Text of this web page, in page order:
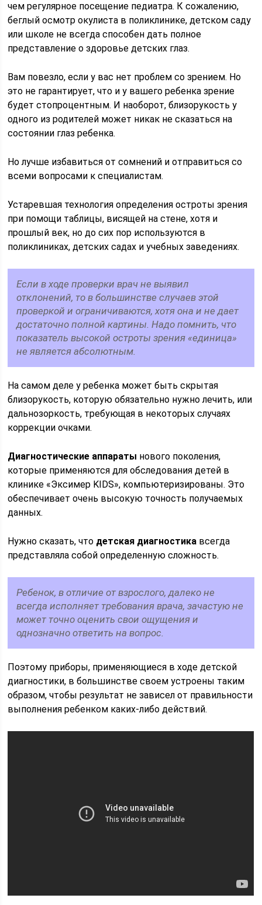
чем регулярное посещение педиатра. К сожалению,
беглый осмотр окулиста в поликлинике, детском саду
или школе не всегда способен дать полное
представление о здоровье детских глаз.
Вам повезло, если у вас нет проблем со зрением. Но
это не гарантирует, что и у вашего ребенка зрение
будет стопроцентным. И наоборот, близорукость у
одного из родителей может никак не сказаться на
состоянии глаз ребенка.
Но лучше избавиться от сомнений и отправиться со
всеми вопросами к специалистам.
Устаревшая технология определения остроты зрения
при помощи таблицы, висящей на стене, хотя и
прошлый век, но до сих пор используются в
поликлиниках, детских садах и учебных заведениях.
Если в ходе проверки врач не выявил
отклонений, то в большинстве случаев этой
проверкой и ограничиваются, хотя она и не дает
достаточно полной картины. Надо помнить, что
показатель высокой остроты зрения «единица»
не является абсолютным.
На самом деле у ребенка может быть скрытая
близорукость, которую обязательно нужно лечить, или
дальнозоркость, требующая в некоторых случаях
коррекции очками.
Диагностические аппараты нового поколения,
которые применяются для обследования детей в
клинике «Эксимер KIDS», компьютеризированы. Это
обеспечивает очень высокую точность получаемых
данных.
Нужно сказать, что детская диагностика всегда
представляла собой определенную сложность.
Ребенок, в отличие от взрослого, далеко не
всегда исполняет требования врача, зачастую не
может точно оценить свои ощущения и
однозначно ответить на вопрос.
Поэтому приборы, применяющиеся в ходе детской
диагностики, в большинстве своем устроены таким
образом, чтобы результат не зависел от правильности
выполнения ребенком каких-либо действий.